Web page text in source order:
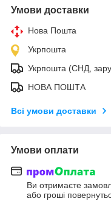
Умови доставки
Нова Пошта
Укрпошта
Укрпошта (СНД,
НОВА ПОШТА
Всі умови доставки
Умови оплати
Ви отримаєте
або гроші